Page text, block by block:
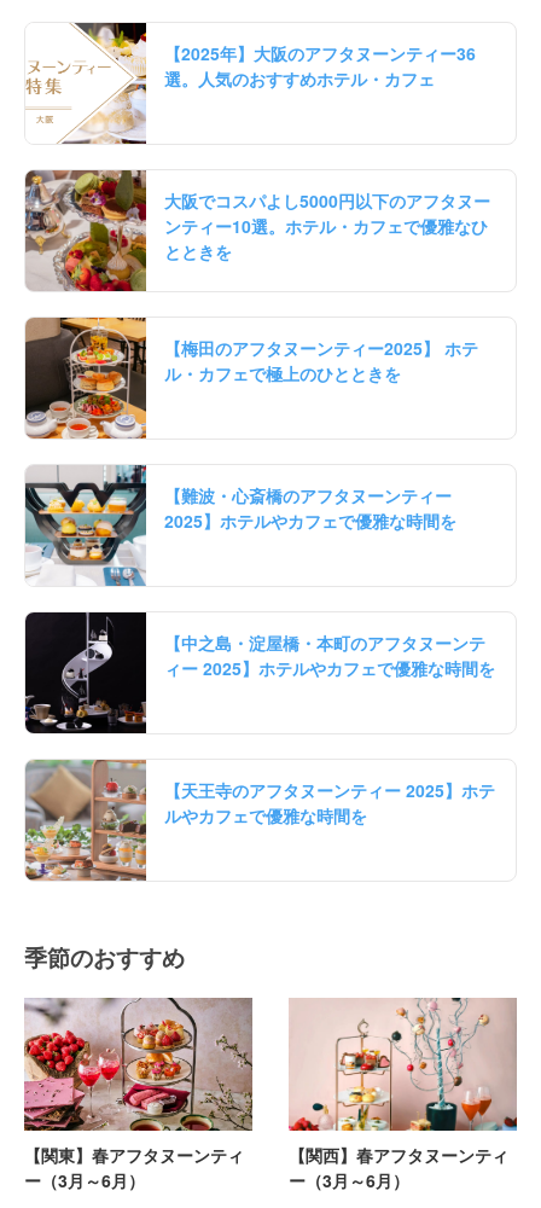
【2025年】大阪のアフタヌーンティー36
選。人気のおすすめホテル・カフェ
大阪でコスパよし5000円以下のアフタヌー
ンティー10選。ホテル・カフェで優雅なひ
とときを
【梅田のアフタヌーンティー2025】 ホテ
ル・カフェで極上のひとときを
【難波・心斎橋のアフタヌーンティー
2025】ホテルやカフェで優雅な時間を
【中之島・淀屋橋・本町のアフタヌーンテ
ィー 2025】ホテルやカフェで優雅な時間を
【天王寺のアフタヌーンティー 2025】ホテ
ルやカフェで優雅な時間を
季節のおすすめ
【関東】春アフタヌーンティ
ー（3月～6月）
【関西】春アフタヌーンティ
ー（3月～6月）